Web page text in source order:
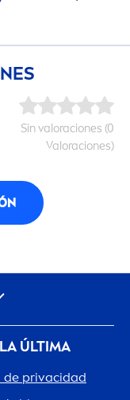
Sin valoraciones (0
Valoraciones)
ÚLTIMA
de privacidad